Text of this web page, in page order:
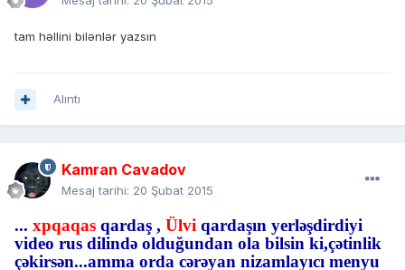
tam həllini bilənlər yazsın
Alıntı
Kamran Cavadov
Mesaj tarihi: 20 Şubat 2015
... xpqaqas qardaş , Ülvi qardaşın yerləşdirdiyi
video rus dilində olduğundan ola bilsin ki,çətinlik
çəkirsən...amma orda cərəyan nizamlayıcı menyu